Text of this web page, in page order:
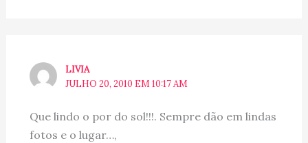
LIVIA
JULHO 20, 2010 EM 10:17 AM
Que lindo o por do sol!!!. Sempre dão em lindas
fotos e o lugar…,